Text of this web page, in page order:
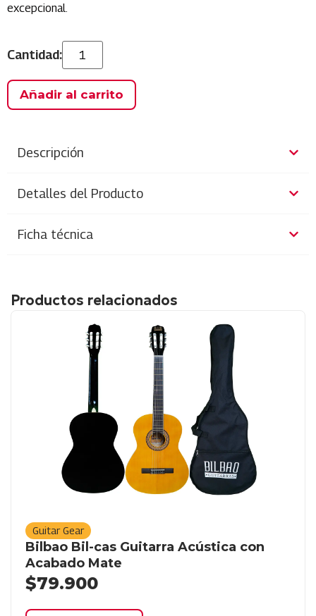
excepcional.
Añadir al carrito
Descripción
Detalles del Producto
Ficha técnica
Productos relacionados
Guitar Gear
Bilbao Bil-cas Guitarra Acústica con
Acabado Mate
$79.900